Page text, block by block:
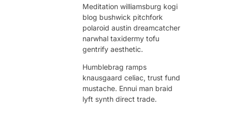
Meditation williamsburg kogi
blog bushwick pitchfork
polaroid austin dreamcatcher
narwhal taxidermy tofu
gentrify aesthetic.
Humblebrag ramps
knausgaard celiac, trust fund
mustache. Ennui man braid
lyft synth direct trade.